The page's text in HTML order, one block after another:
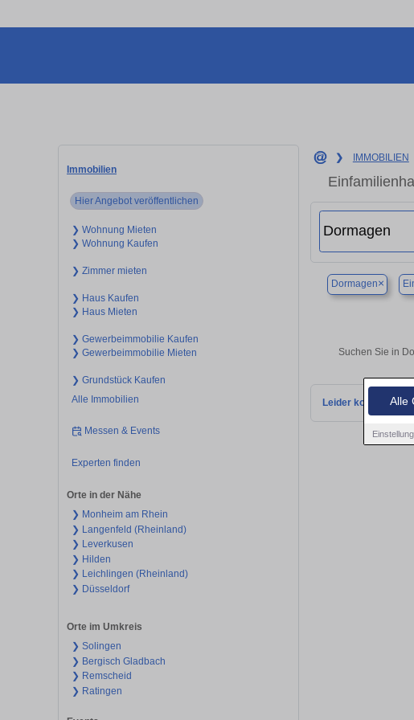
Alle
Immobilien
Hier Angebot veröffentlichen
❯ Wohnung Mieten
❯ Wohnung Kaufen
❯ Zimmer mieten
❯ Haus Kaufen
❯ Haus Mieten
❯ Gewerbeimmobilie Kaufen
❯ Gewerbeimmobilie Mieten
❯ Grundstück Kaufen
Alle Immobilien
Messen & Events
Experten finden
Orte in der Nähe
❯ Monheim am Rhein
❯ Langenfeld (Rheinland)
❯ Leverkusen
❯ Hilden
❯ Leichlingen (Rheinland)
❯ Düsseldorf
Orte im Umkreis
❯ Solingen
❯ Bergisch Gladbach
❯ Remscheid
❯ Ratingen
❯ IMMOBILIEN
Dormagen×
Suchen Sie in
Leider konnten wir